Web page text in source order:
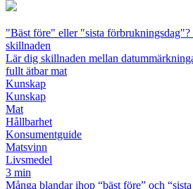
"Bäst före" eller "sista förbrukningsdag"?
skillnaden
Lär dig skillnaden mellan
fullt ätbar mat
Kunskap
Kunskap
Mat
Hållbarhet
Konsumentguide
Matsvinn
Livsmedel
3 min
Många blandar ihop “bäst före” och